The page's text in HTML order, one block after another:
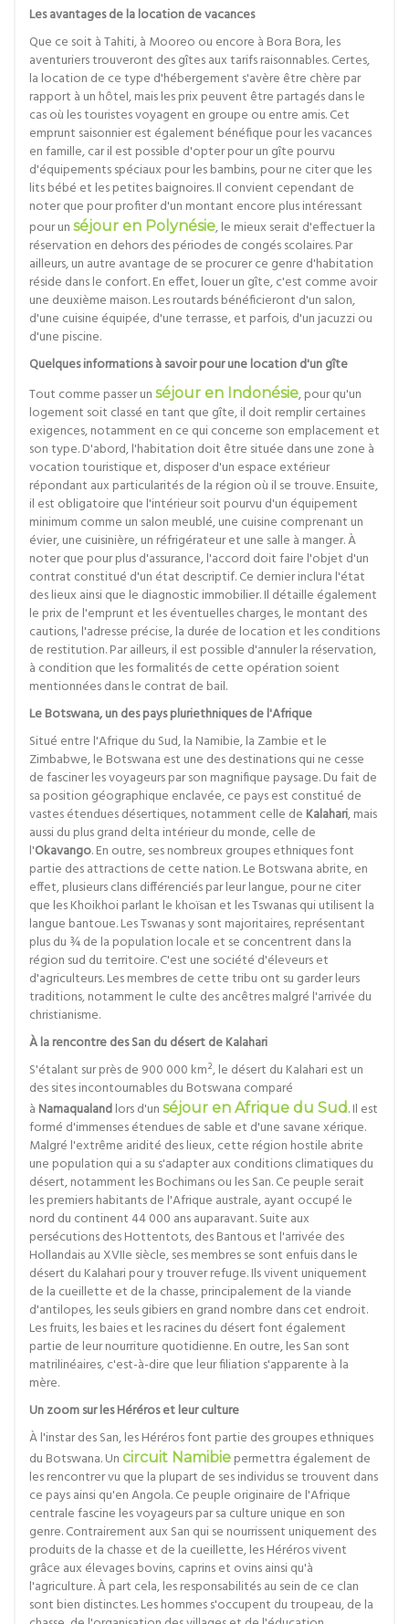
Les avantages de la location de vacances
Que ce soit à Tahiti, à Mooreo ou encore à Bora Bora, les
aventuriers trouveront des gîtes aux tarifs raisonnables. Certes,
la location de ce type d'hébergement s'avère être chère par
rapport à un hôtel, mais les prix peuvent être partagés dans le
cas où les touristes voyagent en groupe ou entre amis. Cet
emprunt saisonnier est également bénéfique pour les vacances
en famille, car il est possible d'opter pour un gîte pourvu
d'équipements spéciaux pour les bambins, pour ne citer que les
lits bébé et les petites baignoires. Il convient cependant de
noter que pour profiter d'un montant encore plus intéressant
pour un séjour en Polynésie, le mieux serait d'effectuer la
réservation en dehors des périodes de congés scolaires. Par
ailleurs, un autre avantage de se procurer ce genre d'habitation
réside dans le confort. En effet, louer un gîte, c'est comme avoir
une deuxième maison. Les routards bénéficieront d'un salon,
d'une cuisine équipée, d'une terrasse, et parfois, d'un jacuzzi ou
d'une piscine.
Quelques informations à savoir pour une location d'un gîte
Tout comme passer un séjour en Indonésie, pour qu'un
logement soit classé en tant que gîte, il doit remplir certaines
exigences, notamment en ce qui concerne son emplacement et
son type. D'abord, l'habitation doit être située dans une zone à
vocation touristique et, disposer d'un espace extérieur
répondant aux particularités de la région où il se trouve. Ensuite,
il est obligatoire que l'intérieur soit pourvu d'un équipement
minimum comme un salon meublé, une cuisine comprenant un
évier, une cuisinière, un réfrigérateur et une salle à manger. À
noter que pour plus d'assurance, l'accord doit faire l'objet d'un
contrat constitué d'un état descriptif. Ce dernier inclura l'état
des lieux ainsi que le diagnostic immobilier. Il détaille également
le prix de l'emprunt et les éventuelles charges, le montant des
cautions, l'adresse précise, la durée de location et les conditions
de restitution. Par ailleurs, il est possible d'annuler la réservation,
à condition que les formalités de cette opération soient
mentionnées dans le contrat de bail.
Le Botswana, un des pays pluriethniques de l'Afrique
Situé entre l'Afrique du Sud, la Namibie, la Zambie et le
Zimbabwe, le Botswana est une des destinations qui ne cesse
de fasciner les voyageurs par son magnifique paysage. Du fait de
sa position géographique enclavée, ce pays est constitué de
vastes étendues désertiques, notamment celle de Kalahari, mais
aussi du plus grand delta intérieur du monde, celle de
l'Okavango. En outre, ses nombreux groupes ethniques font
partie des attractions de cette nation. Le Botswana abrite, en
effet, plusieurs clans différenciés par leur langue, pour ne citer
que les Khoikhoi parlant le khoïsan et les Tswanas qui utilisent la
langue bantoue. Les Tswanas y sont majoritaires, représentant
plus du ¾ de la population locale et se concentrent dans la
région sud du territoire. C'est une société d'éleveurs et
d'agriculteurs. Les membres de cette tribu ont su garder leurs
traditions, notamment le culte des ancêtres malgré l'arrivée du
christianisme.
À la rencontre des San du désert de Kalahari
S'étalant sur près de 900 000 km², le désert du Kalahari est un
des sites incontournables du Botswana comparé
à Namaqualandlors d'un séjour en Afrique du Sud. Il est
formé d'immenses étendues de sable et d'une savane xérique.
Malgré l'extrême aridité des lieux, cette région hostile abrite
une population qui a su s'adapter aux conditions climatiques du
désert, notamment les Bochimans ou les San. Ce peuple serait
les premiers habitants de l'Afrique australe, ayant occupé le
nord du continent 44 000 ans auparavant. Suite aux
persécutions des Hottentots, des Bantous et l'arrivée des
Hollandais au XVIIe siècle, ses membres se sont enfuis dans le
désert du Kalahari pour y trouver refuge. Ils vivent uniquement
de la cueillette et de la chasse, principalement de la viande
d'antilopes, les seuls gibiers en grand nombre dans cet endroit.
Les fruits, les baies et les racines du désert font également
partie de leur nourriture quotidienne. En outre, les San sont
matrilinéaires, c'est-à-dire que leur filiation s'apparente à la
mère.
Un zoom sur les Héréros et leur culture
À l'instar des San, les Héréros font partie des groupes ethniques
du Botswana. Un circuit Namibie permettra également de
les rencontrer vu que la plupart de ses individus se trouvent dans
ce pays ainsi qu'en Angola. Ce peuple originaire de l'Afrique
centrale fascine les voyageurs par sa culture unique en son
genre. Contrairement aux San qui se nourrissent uniquement des
produits de la chasse et de la cueillette, les Héréros vivent
grâce aux élevages bovins, caprins et ovins ainsi qu'à
l'agriculture. À part cela, les responsabilités au sein de ce clan
sont bien distinctes. Les hommes s'occupent du troupeau, de la